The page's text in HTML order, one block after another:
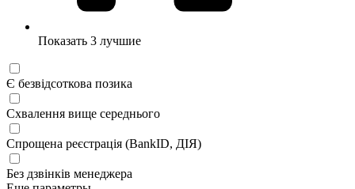
Показать 3 лучшие
Є безвідсоткова позика
Схвалення вище середнього
Спрощена реєстрація (BankID, ДІЯ)
Без дзвінків менеджера